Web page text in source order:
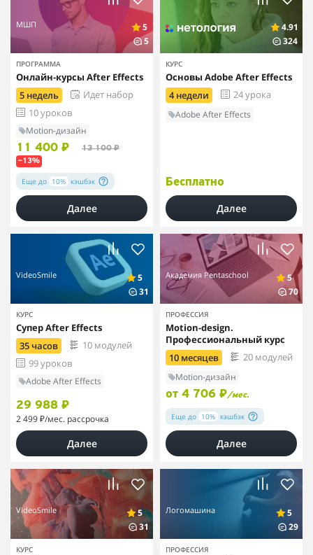
МШП
5
5
ПРОГРАММА
Онлайн-курсы After Effects
5 недель
Идет набор
10 уроков
Motion-дизайн
11 400 ₽ 13 100 ₽
–13%
Еще до 10% кэшбэк
Далее
4.91
324
КУРС
Основы Adobe After Effects
4 недели
24 урока
Adobe After Effects
Бесплатно
Далее
VideoSmile
5
31
КУРС
Супер After Effects
35 часов
10 модулей
99 уроков
Adobe After Effects
29 988 ₽
2 499 ₽/мес. рассрочка
Далее
Академия Pentaschool
5
70
ПРОФЕССИЯ
Motion-design.
Профессиональный курс
10 месяцев
20 модулей
Motion-дизайн
от 4 706 ₽/мес.
Еще до 10% кэшбэк
Далее
VideoSmile
5
31
КУРС
Логомашина
5
29
ПРОФЕССИЯ